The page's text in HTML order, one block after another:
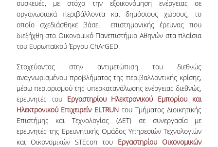
VISITING PROFESSORS
LABORATORY TEACHING STAFF
SPECIAL TECHNICAL LABORATORY STAFF
ADMINISTRATIVE STAFF
POSTDOCTORAL RESEARCHERS
UNDERGRADUATE STUDIES
CURRICULUM OF THE DEPARTMENT
συσκευές, με στόχο την εξοικονόμηση ενέργειας σε
οργανωσιακά περιβάλλοντα και δημόσιους χώρους, το
οποίο σχεδιάσθηκε βάσει επιστημονικής έρευνας που
διεξήχθη στο Οικονομικό Πανεπιστήμιο Αθηνών στα πλαίσια
του Ευρωπαϊκού Έργου ChArGED.
Στοχεύοντας στην αντιμετώπιση του διεθνώς
αναγνωρισμένου προβλήματος της περιβαλλοντικής κρίσης,
μέσω περιορισμού της υπερκατανάλωσης ενέργειας διεθνώς,
ερευνητές του Εργαστηρίου Ηλεκτρονικού Εμπορίου και
Ηλεκτρονικού Επιχειρείν ELTRUN του Τμήματος Διοικητικής
Επιστήμης και Τεχνολογίας (ΔΕΤ) σε συνεργασία με
ερευνητές της Ερευνητικής Ομάδος Υπηρεσιών Τεχνολογιών
και Οικονομικών STEcon του Εργαστηρίου Οικονομικών